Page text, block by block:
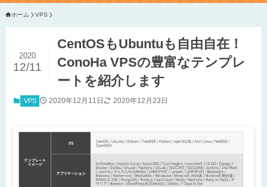
ホーム VPS
CentOSもUbuntuも自由自在！
ConoHa VPSの豊富なテンプレ
ートを紹介します
2020
12/11
VPS 2020年12月11日 2020年12月23日